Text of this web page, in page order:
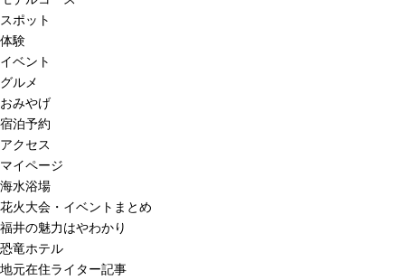
スポット
体験
イベント
グルメ
おみやげ
宿泊予約
アクセス
マイページ
海水浴場
花火大会・イベントまとめ
福井の魅力はやわかり
恐竜ホテル
地元在住ライター記事